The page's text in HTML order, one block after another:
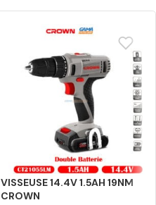
VISSEUSE 14.4V 1.5AH 19NM
CROWN